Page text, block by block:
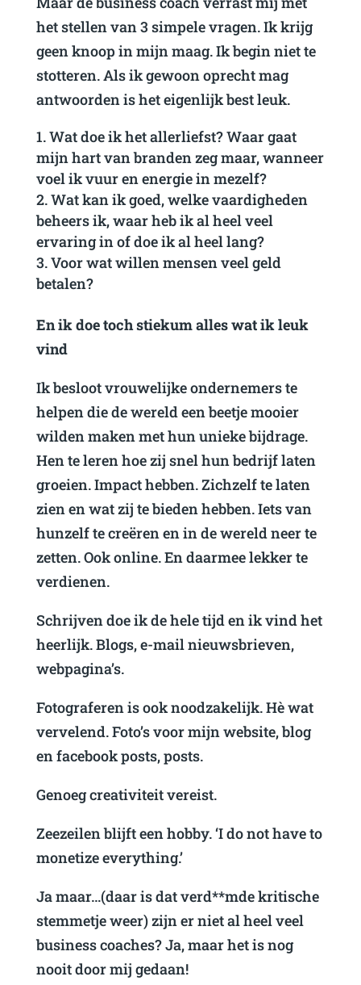
het stellen van 3 simpele vragen. Ik krijg
geen knoop in mijn maag. Ik begin niet te
stotteren. Als ik gewoon oprecht mag
antwoorden is het eigenlijk best leuk.
Wat doe ik het allerliefst? Waar gaat
mijn hart van branden zeg maar, wanneer
voel ik vuur en energie in mezelf?
Wat kan ik goed, welke vaardigheden
beheers ik, waar heb ik al heel veel
ervaring in of doe ik al heel lang?
Voor wat willen mensen veel geld
betalen?
En ik doe toch stiekum alles wat ik leuk
vind
Ik besloot vrouwelijke ondernemers te
helpen die de wereld een beetje mooier
wilden maken met hun unieke bijdrage.
Hen te leren hoe zij snel hun bedrijf laten
groeien. Impact hebben. Zichzelf te laten
zien en wat zij te bieden hebben. Iets van
hunzelf te creëren en in de wereld neer te
zetten. Ook online. En daarmee lekker te
verdienen.
Schrijven doe ik de hele tijd en ik vind het
heerlijk. Blogs, e-mail nieuwsbrieven,
webpagina’s.
Fotograferen is ook noodzakelijk. Hè wat
vervelend. Foto’s voor mijn website, blog
en facebook posts, posts.
Genoeg creativiteit vereist.
Zeezeilen blijft een hobby. ‘I do not have to
monetize everything.’
Ja maar…(daar is dat verd**mde kritische
stemmetje weer) zijn er niet al heel veel
business coaches? Ja, maar het is nog
nooit door mij gedaan!